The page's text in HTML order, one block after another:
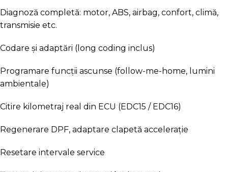
Diagnoză completă: motor, ABS, airbag, confort, climă,
transmisie etc.
Codare și adaptări (long coding inclus)
Programare funcții ascunse (follow-me-home, lumini
ambientale)
Citire kilometraj real din ECU (EDC15 / EDC16)
Regenerare DPF, adaptare clapetă accelerație
Resetare intervale service